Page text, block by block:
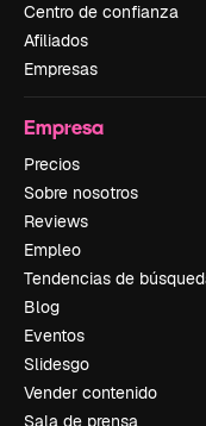
Centro de confianza
Afiliados
Empresas
Empresa
Precios
Sobre nosotros
Reviews
Empleo
Tendencias de
Blog
Eventos
Slidesgo
Vender contenido
Sala de prensa